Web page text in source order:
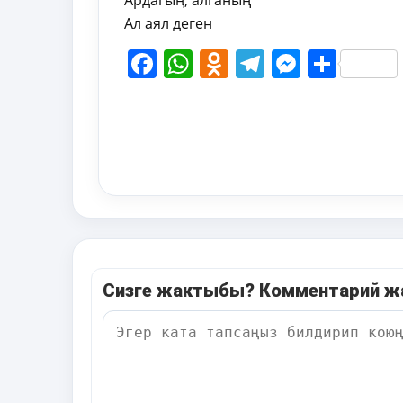
Ал аял деген
Facebook
WhatsApp
Telegram
Share
Сизге жактыбы? Комментарий